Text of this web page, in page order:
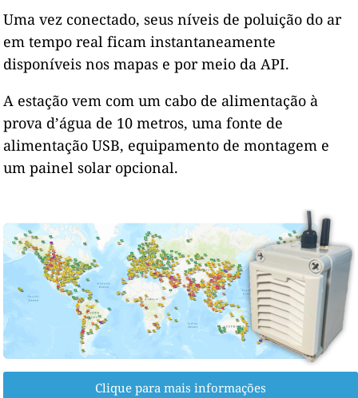
Uma vez conectado, seus níveis de poluição do ar
em tempo real ficam instantaneamente
disponíveis nos mapas e por meio da API.
A estação vem com um cabo de alimentação à
prova d’água de 10 metros, uma fonte de
alimentação USB, equipamento de montagem e
um painel solar opcional.
Clique para mais informações